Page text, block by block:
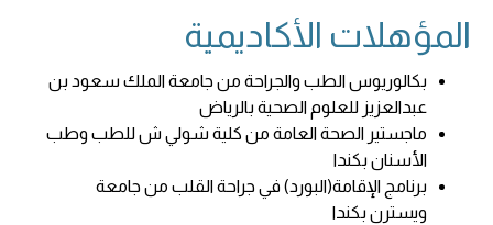
المؤهلات الأكاديمية
بكالوريوس الطب والجراحة من جامعة الملك سعود بن
عبدالعزيز للعلوم الصحية بالرياض
ماجستير الصحة العامة من كلية شولي ش للطب وطب
الأسنان بكندا
برنامج الإقامة(البورد) في جراحة القلب من جامعة
ويسترن بكندا